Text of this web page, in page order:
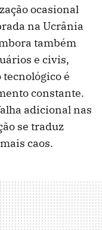
ocasional
na Ucrânia
também
e civis,
é
constante.
adicional nas
se traduz
caos.